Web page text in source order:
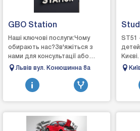
GBO Station
Наші ключові послуги:Чому
обирають нас?Зв'яжіться з
нами для консультації або
запису:Зробіть крок до
GBO Station!Адре...
Львів вул. Конюшинна 8а
ST51